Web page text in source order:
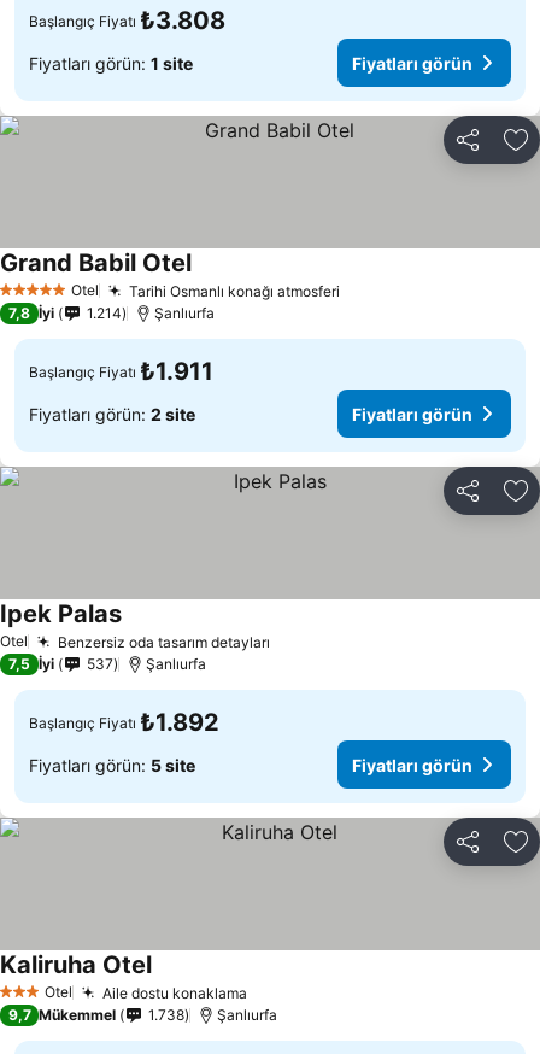
Başlangıç Fiyatı ₺3.808
Fiyatları görün: 1 site Fiyatları görün
Paylaş
5 Yıldız Otel Tarihi Osmanlı konağı atmosferi
Grand Babil OtelFiyatları görün
7,8 İyi 1.214 Şanlıurfa
Başlangıç Fiyatı ₺1.911
Fiyatları görün: 2 site Fiyatları görün
Paylaş
Otel Benzersiz oda tasarım detayları
Ipek PalasFiyatları görün
7,5 İyi 537 Şanlıurfa
Başlangıç Fiyatı ₺1.892
Fiyatları görün: 5 site Fiyatları görün
Paylaş
3 YıldızOtel Aile dostu konaklama
Kaliruha OtelFiyatları görün
9,7 Mükemmel 1.738 Şanlıurfa